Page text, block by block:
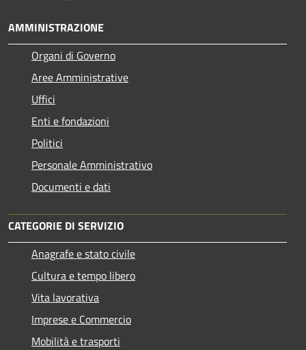
AMMINISTRAZIONE
Organi di Governo
Aree Amministrative
Uffici
Enti e fondazioni
Politici
Personale Amministrativo
Documenti e dati
CATEGORIE DI SERVIZIO
Anagrafe e stato civile
Cultura e tempo libero
Vita lavorativa
Imprese e Commercio
Mobilità e trasporti